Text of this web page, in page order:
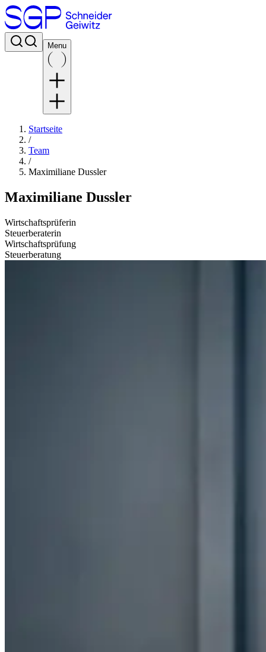
Menu
Startseite
/
Team
/
Maximiliane Dussler
Maximiliane Dussler
Wirtschaftsprüferin
Steuerberaterin
Wirtschaftsprüfung
Steuerberatung